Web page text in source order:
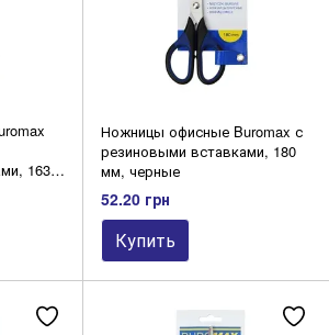
расшиватели
продукция
163
Ножницы офисные Buromax с
резиновыми вставками, 180
мм, черные
52.20 грн
Купить